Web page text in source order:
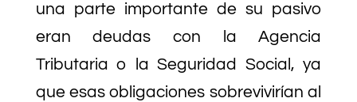
una parte importante de su pasivo
eran deudas con la Agencia
Tributaria o la Seguridad Social, ya
que esas obligaciones sobrevivirían al